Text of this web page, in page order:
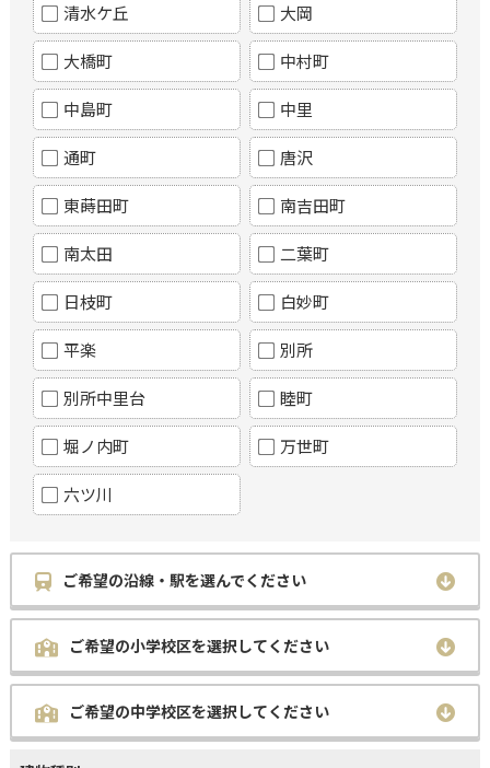
清水ケ丘 大岡
大橋町 中村町
中島町 中里
通町 唐沢
東蒔田町 南吉田町
南太田 二葉町
日枝町 白妙町
平楽 別所
別所中里台 睦町
堀ノ内町 万世町
六ツ川
ご希望の沿線・駅を選んでください
ご希望の小学校区を選択してください
ご希望の中学校区を選択してください